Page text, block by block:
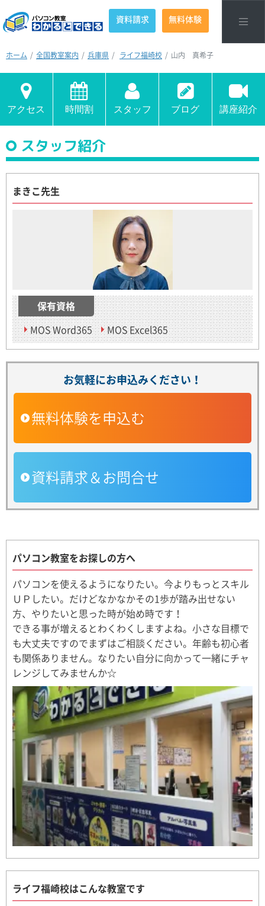
資料請求 無料体験
ホーム 全国教室案内 兵庫県 ライフ福崎校 山内 真希子
アクセス 時間割 スタッフ ブログ 講座紹介
スタッフ紹介
まきこ先生
保有資格
MOS Word365
MOS Excel365
お気軽にお申込みください！
無料体験を申込む
資料請求＆お問合せ
パソコン教室をお探しの方へ
パソコンを使えるようになりたい。今よりもっとスキル
ＵＰしたい。だけどなかなかその1歩が踏み出せない
方、やりたいと思った時が始め時です！
できる事が増えるとわくわくしますよね。小さな目標で
も大丈夫ですのでまずはご相談ください。年齢も初心者
も関係ありません。なりたい自分に向かって一緒にチャ
レンジしてみませんか☆
ライフ福崎校はこんな教室です